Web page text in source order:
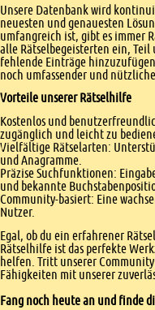
Unsere Datenbank wird
neuesten und genauesten
umfangreich ist, gibt es immer
alle Rätselbegeisterten ein,
fehlende Einträge
noch umfassender und
Vorteile unserer Rätselhilfe
Kostenlos und
zugänglich und leicht zu
Vielfältige Rätselarten:
und Anagramme.
Präzise Suchfunktionen:
und bekannte
Community-basiert: Eine
Nutzer.
Egal, ob du ein erfahrener
Rätselhilfe ist das perfekte
helfen. Tritt unserer
Fähigkeiten mit unserer
Fang noch heute an und finde